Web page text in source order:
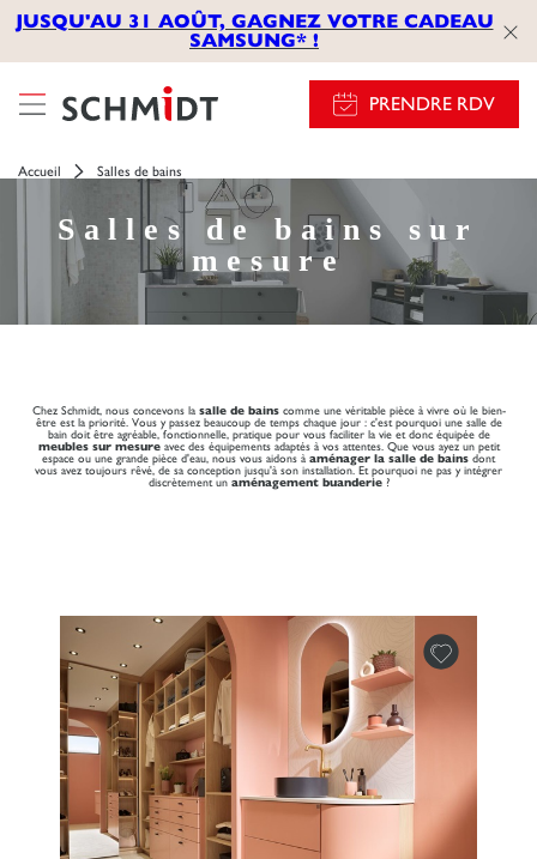
JUSQU'AU 31 AOÛT, GAGNEZ VOTRE CADEAU
SAMSUNG* !
PRENDRE RDV
Accueil Salles de bains
Salles de bains sur
mesure
Chez Schmidt, nous concevons la salle de bainscomme une véritable pièce à vivre où le bien-
être est la priorité. Vous y passez beaucoup de temps chaque jour : c'est pourquoi une salle de
bain doit être agréable, fonctionnelle, pratique pour vous faciliter la vie et donc équipée de
meubles sur mesureavec des équipements adaptés à vos attentes. Que vous ayez un petit
espace ou une grande pièce d'eau, nous vous aidons à aménager la salle de bains dont
vous avez toujours rêvé, de sa conception jusqu'à son installation. Et pourquoi ne pas y intégrer
discrètement un aménagement buanderie?